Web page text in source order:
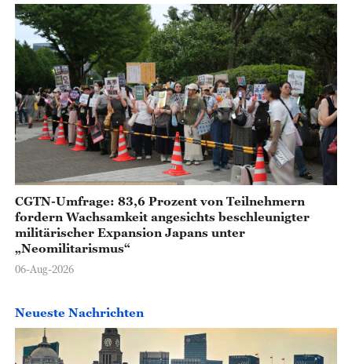
CGTN-Umfrage: 83,6 Prozent von Teilnehmern
fordern Wachsamkeit angesichts beschleunigter
militärischer Expansion Japans unter
„Neomilitarismus“
06-Aug-2026
Neueste Nachrichten